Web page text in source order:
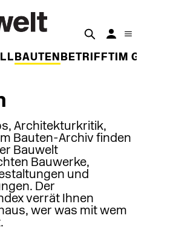
BAUTEN BETRIFFT IM
Architekturkritik,
Bauten-Archiv finden
Bauwelt
Bauwerke,
und
Der
verrät Ihnen
wer was mit wem